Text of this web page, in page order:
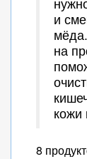
и
на
кожи
8